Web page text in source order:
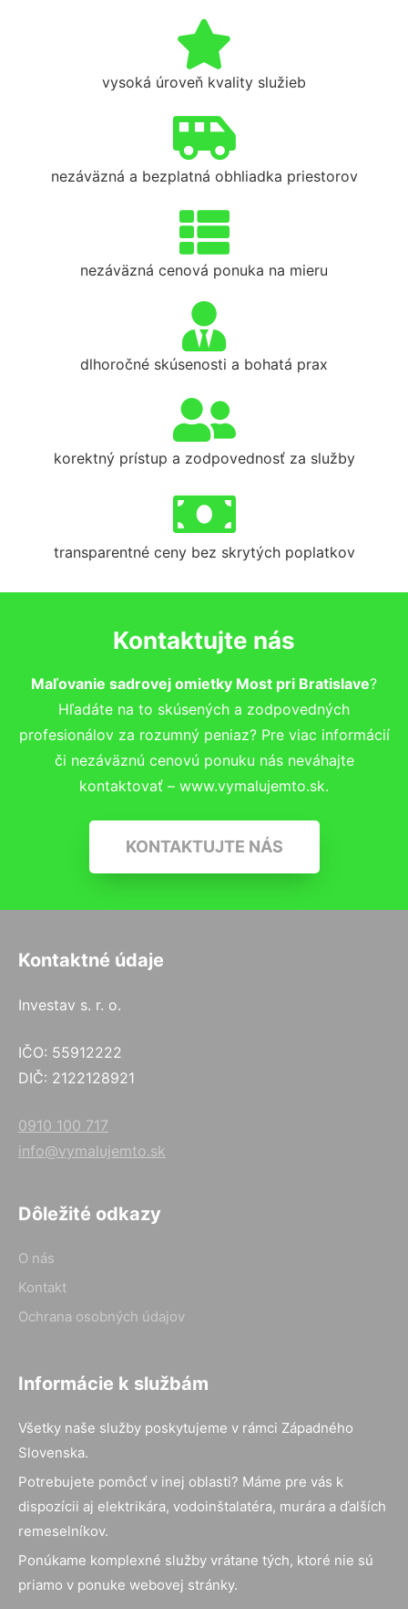
vysoká úroveň kvality služieb
nezáväzná a bezplatná obhliadka priestorov
nezáväzná cenová ponuka na mieru
dlhoročné skúsenosti a bohatá prax
korektný prístup a zodpovednosť za služby
transparentné ceny bez skrytých poplatkov
Kontaktujte nás
Maľovanie sadrovej omietky Most pri Bratislave?
Hľadáte na to skúsených a zodpovedných
profesionálov za rozumný peniaz? Pre viac informácií
či nezáväznú cenovú ponuku nás neváhajte
kontaktovať – www.vymalujemto.sk.
KONTAKTUJTE NÁS
Kontaktné údaje
Investav s. r. o.
IČO: 55912222
DIČ: 2122128921
0910 100 717
info@vymalujemto.sk
Dôležité odkazy
O nás
Kontakt
Ochrana osobných údajov
Informácie k službám
Všetky naše služby poskytujeme v rámci Západného
Slovenska.
Potrebujete pomôcť v inej oblasti? Máme pre vás k
dispozícii aj elektrikára, vodoinštalatéra, murára a ďalších
remeselníkov.
Ponúkame komplexné služby vrátane tých, ktoré nie sú
priamo v ponuke webovej stránky.